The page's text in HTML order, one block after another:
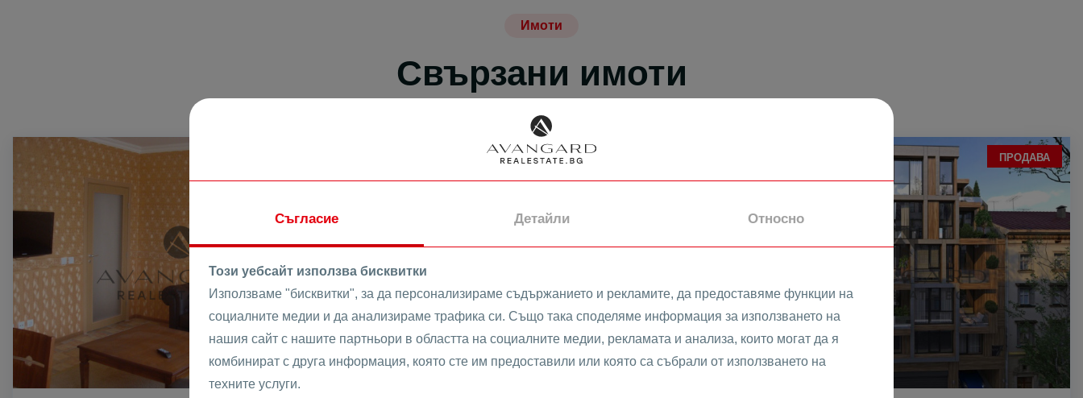
Имоти
Свързани имоти
ПРОДАВА
Съгласие Детайли Относно
Този уебсайт използва бисквитки
Използваме "бисквитки", за да персонализираме съдържанието и рекламите, да предоставяме функции на
социалните медии и да анализираме трафика си. Също така споделяме информация за използването на
нашия сайт с нашите партньори в областта на социалните медии, рекламата и анализа, които могат да я
комбинират с друга информация, която сте им предоставили или която са събрали от използването на
техните услуги.